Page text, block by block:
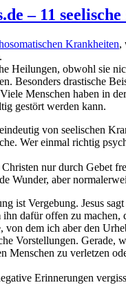
– 11
Krankheiten,
Heilungen, obwohl sie
Besonders drastische
Menschen haben in
gestört werden kann.
von seelischen
Wer einmal richtig
nur durch Gebet
Wunder, aber
ist Vergebung. Jesus
dafür offen zu machen,
von dem ich aber den
Vorstellungen. Gerade,
Menschen zu verletzen
Erinnerungen